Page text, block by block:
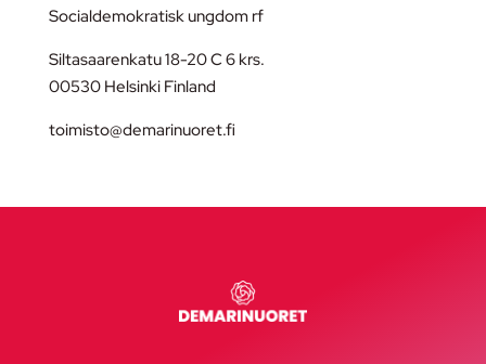
Socialdemokratisk ungdom rf
Siltasaarenkatu 18-20 C 6 krs.
00530 Helsinki Finland
toimisto@demarinuoret.fi